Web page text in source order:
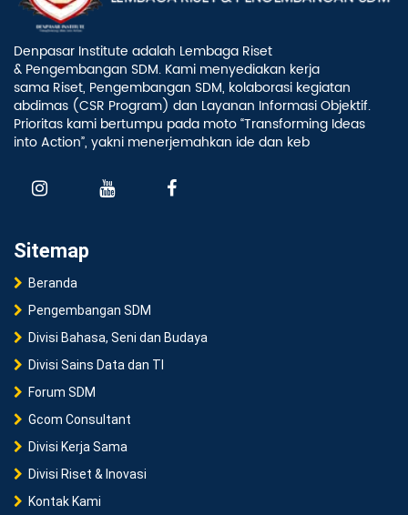
Denpasar Institute adalah Lembaga Riset
& Pengembangan SDM. Kami menyediakan kerja
sama Riset, Pengembangan SDM, kolaborasi kegiatan
abdimas (CSR Program) dan Layanan Informasi Objektif.
Prioritas kami bertumpu pada moto “Transforming Ideas
into Action”, yakni menerjemahkan ide dan keb
Sitemap
Beranda
Pengembangan SDM
Divisi Bahasa, Seni dan Budaya
Divisi Sains Data dan TI
Forum SDM
Gcom Consultant
Divisi Kerja Sama
Divisi Riset & Inovasi
Kontak Kami